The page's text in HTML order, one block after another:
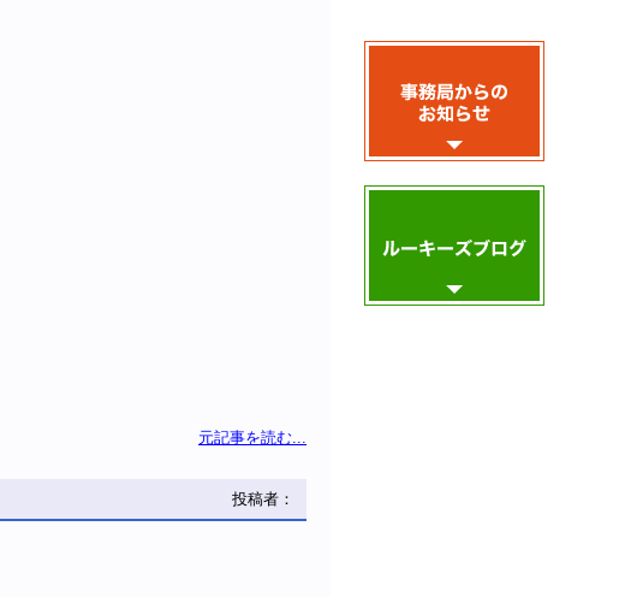
元記事を読む...
投稿者：